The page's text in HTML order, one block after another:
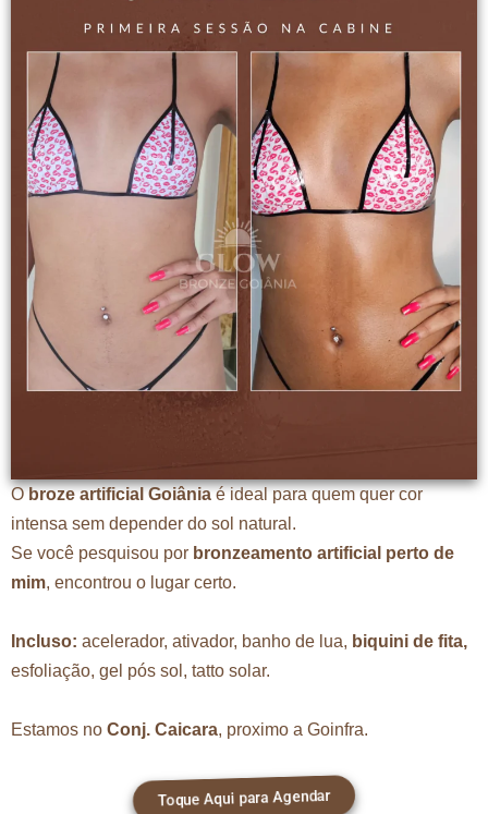
Obroze artificial Goiâniaé ideal para quem quer cor
intensa sem depender do sol natural.
Se você pesquisou por bronzeamento artificial perto de
mim, encontrou o lugar certo.
Incluso: acelerador, ativador, banho de lua, biquini de fita,
esfoliação, gel pós sol, tatto solar.
Estamos no Conj. Caicara, proximo a Goinfra.
Toque Aqui para Agendar